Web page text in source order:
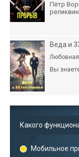
Пётр
Веда и
Вы
Какого
Мобильное